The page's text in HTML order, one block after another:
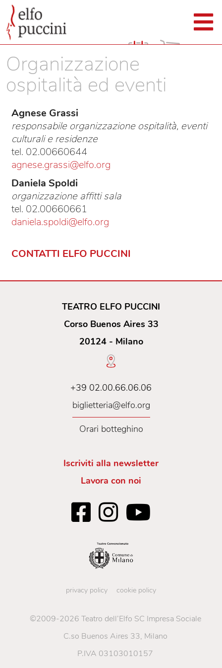
Organizzazione
ospitalità ed eventi
Agnese Grassi
responsabile organizzazione ospitalità, eventi
culturali e residenze
tel. 02.00660644
agnese.grassi@elfo.org
Daniela Spoldi
organizzazione affitti sala
tel. 02.00660661
daniela.spoldi@elfo.org
CONTATTI ELFO PUCCINI
TEATRO ELFO PUCCINI
Corso Buenos Aires 33
20124 - Milano
+39 02.00.66.06.06
biglietteria@elfo.org
Orari botteghino
Iscriviti alla newsletter
Lavora con noi
privacy policy cookie policy
©2009-2026 Teatro dell’Elfo SC Impresa Sociale
C.so Buenos Aires 33, Milano
P.IVA 03103010157